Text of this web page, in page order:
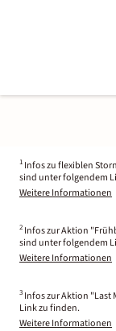
1 Infos zu flexiblen
sind unter folgendem
Weitere Informationen
2 Infos zur Aktion
sind unter folgendem
Weitere Informationen
3 Infos zur Aktion "Last
Link zu finden.
Weitere Informationen